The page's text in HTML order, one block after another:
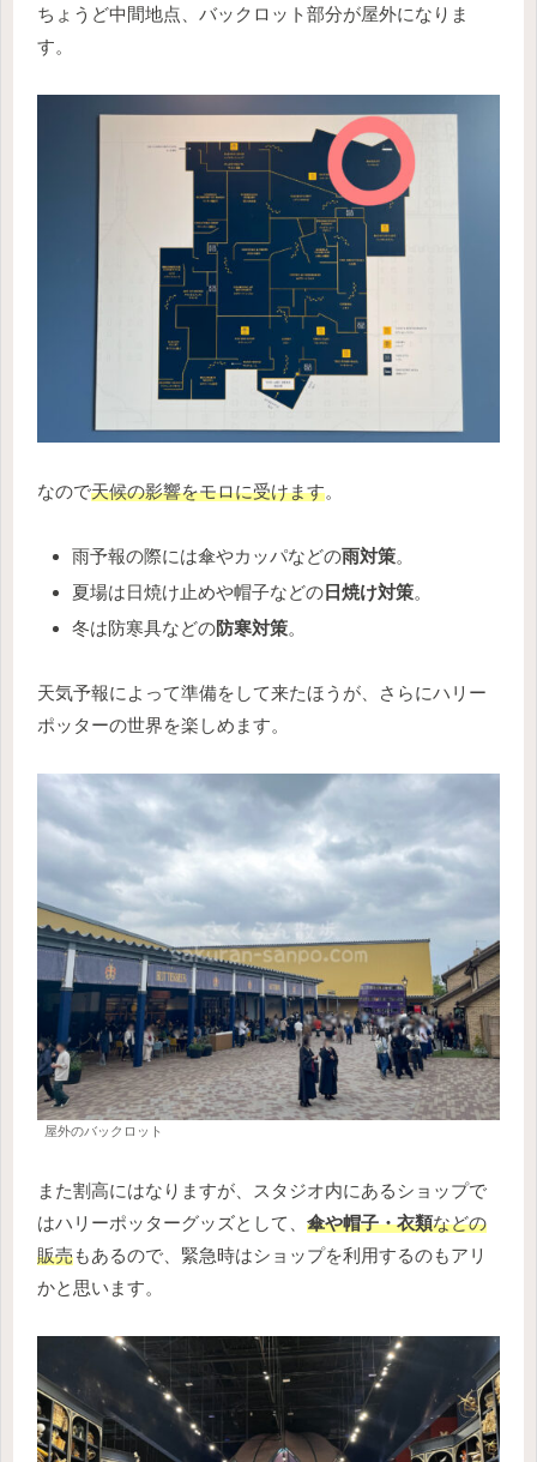
ちょうど中間地点、バックロット部分が屋外になりま
す。
なので天候の影響をモロに受けます。
雨予報の際には傘やカッパなどの雨対策。
夏場は日焼け止めや帽子などの 日焼け対策。
冬は防寒具などの防寒対策。
天気予報によって準備をして来たほうが、さらにハリー
ポッターの世界を楽しめます。
屋外のバックロット
また割高にはなりますが、スタジオ内にあるショップで
はハリーポッターグッズとして、 傘や帽子・衣類などの
販売もあるので、緊急時はショップを利用するのもアリ
かと思います。